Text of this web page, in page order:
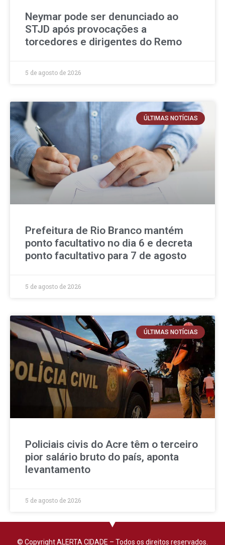
Neymar pode ser denunciado ao
STJD após provocações a
torcedores e dirigentes do Remo
5 de agosto de 2026
ÚLTIMAS NOTÍCIAS
Prefeitura de Rio Branco mantém
ponto facultativo no dia 6 e decreta
ponto facultativo para 7 de agosto
5 de agosto de 2026
ÚLTIMAS NOTÍCIAS
Policiais civis do Acre têm o terceiro
pior salário bruto do país, aponta
levantamento
5 de agosto de 2026
© Copyright ALERTA CIDADE – Todos os direitos reservados.